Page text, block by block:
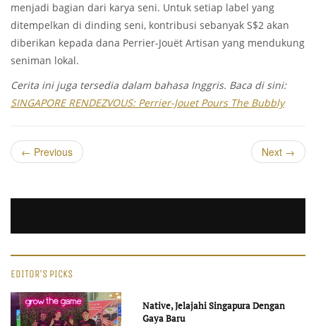
menjadi bagian dari karya seni. Untuk setiap label yang
ditempelkan di dinding seni, kontribusi sebanyak S$2 akan
diberikan kepada dana Perrier-Jouët Artisan yang mendukung
seniman lokal.
Cerita ini juga tersedia dalam bahasa Inggris. Baca di sini:
SINGAPORE RENDEZVOUS: Perrier-Jouet Pours The Bubbly
← Previous Next →
EDITOR'S PICKS
Native, Jelajahi Singapura Dengan
Gaya Baru